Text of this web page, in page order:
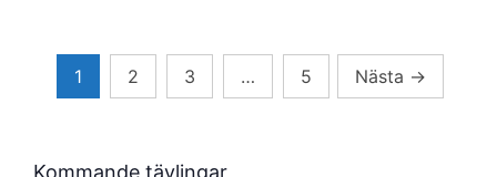
Sidnumrering
1 2 3 … 5 Nästa →
Kommande tävlingar